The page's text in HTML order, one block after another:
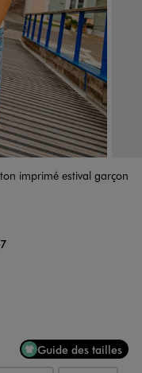
imprimé estival garçon
Guide des tailles